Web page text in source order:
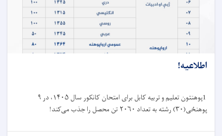
اطلاعیه!
1پوهنتون تعلیم و تربیه کابل برای امتحان کانکور سال ۱۴۰۵، در ۹
پوهنځی(۳۰) رشته به تعداد ۲۰۶۰ تن محصل را جذب می‌کند!